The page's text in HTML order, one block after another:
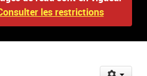
les restrictions